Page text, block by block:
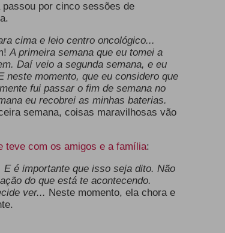
por cinco sessões de
cima e leio centro oncológico...
A primeira semana que eu tomei a
Daí veio a segunda semana, e eu
momento, que eu considero que
fui passar o fim de semana no
eu recobrei as minhas baterias.
semana, coisas maravilhosas vão
teve com os amigos e a família:
E é importante que isso seja dito. Não
do que está te acontecendo.
ver... Neste momento, ela chora e